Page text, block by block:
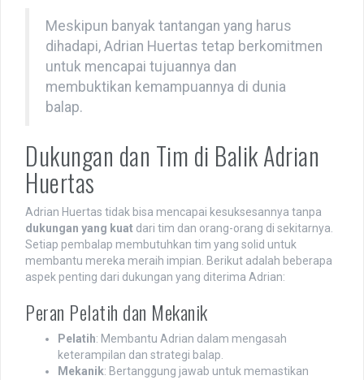
Meskipun banyak tantangan yang harus
dihadapi, Adrian Huertas tetap berkomitmen
untuk mencapai tujuannya dan
membuktikan kemampuannya di dunia
balap.
Dukungan dan Tim di Balik Adrian
Huertas
Adrian Huertas tidak bisa mencapai kesuksesannya tanpa
dukungan yang kuat dari tim dan orang-orang di sekitarnya.
Setiap pembalap membutuhkan tim yang solid untuk
membantu mereka meraih impian. Berikut adalah beberapa
aspek penting dari dukungan yang diterima Adrian:
Peran Pelatih dan Mekanik
Pelatih: Membantu Adrian dalam mengasah
keterampilan dan strategi balap.
Mekanik: Bertanggung jawab untuk memastikan